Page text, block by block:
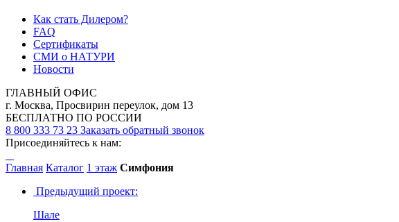
Как стать Дилером?
FAQ
Сертификаты
СМИ о НАТУРИ
Новости
ГЛАВНЫЙ ОФИС
г. Москва, Просвирин переулок, дом 13
БЕСПЛАТНО ПО РОССИИ
8 800 333 73 23 Заказать обратный звонок
Присоединяйтесь к нам:
Главная Каталог 1 этаж Симфония
Предыдущий проект:
Шале